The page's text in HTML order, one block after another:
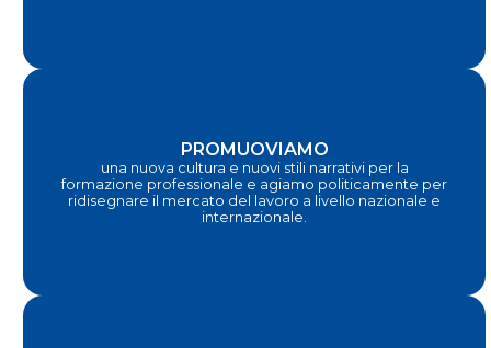
PROMUOVIAMO
una nuova cultura e nuovi stili narrativi per la
formazione professionale e agiamo politicamente per
ridisegnare il mercato del lavoro a livello nazionale e
internazionale.